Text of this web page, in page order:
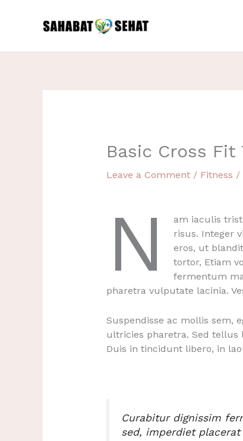
Basic Cross
Leave a Comment / Fitness /
N
am iaculis
risus. Integer
eros, ut
tortor, Etiam
fermentum
pharetra vulputate lacinia.
Suspendisse ac mollis sem,
ultricies pharetra. Sed
Duis in tincidunt libero, in
Curabitur dignissim
sed, imperdiet placerat